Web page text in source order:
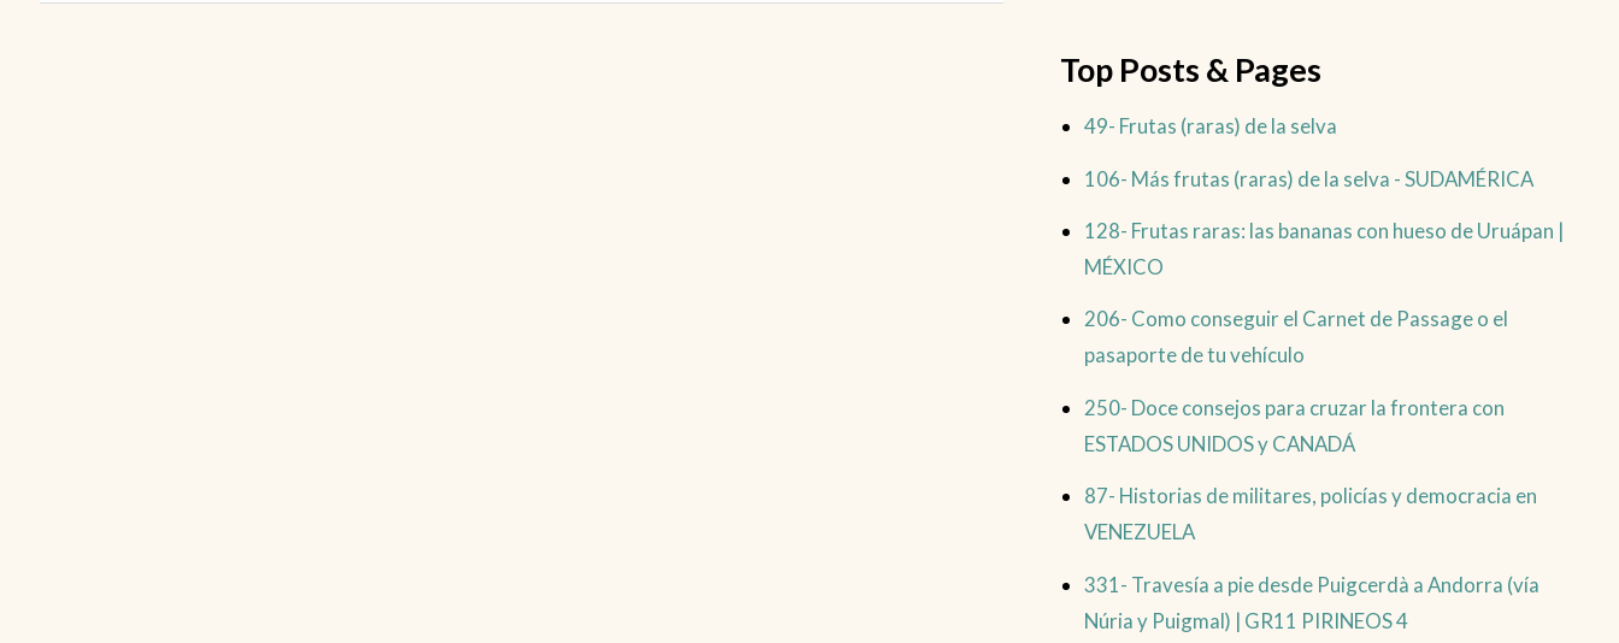
Top Posts & Pages
49- Frutas (raras) de la selva
106- Más frutas (raras) de la selva - SUDAMÉRICA
128- Frutas raras: las bananas con hueso de Uruápan |
MÉXICO
206- Como conseguir el Carnet de Passage o el
pasaporte de tu vehículo
250- Doce consejos para cruzar la frontera con
ESTADOS UNIDOS y CANADÁ
87- Historias de militares, policías y democracia en
VENEZUELA
331- Travesía a pie desde Puigcerdà a Andorra (vía
Núria y Puigmal) | GR11 PIRINEOS 4